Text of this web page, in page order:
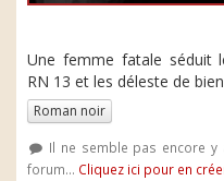
Une femme fatale séduit
RN 13 et les déleste de
Roman noir
Il ne semble pas encore
forum... Cliquez ici pour en